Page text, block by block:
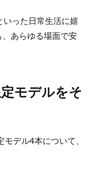
いった日常生活に嬉
あらゆる場面で安
モデルをそ
デル4本について、